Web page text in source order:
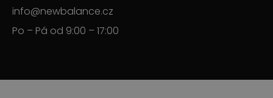
info@newbalance.cz
Po – Pá od 9:00 – 17:00